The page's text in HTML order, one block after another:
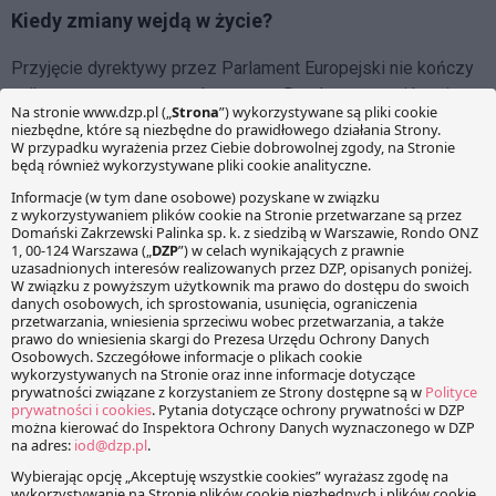
Kiedy zmiany wejdą w życie?
Przyjęcie dyrektywy przez Parlament Europejski nie kończy
unijnego procesu prawodawczego. Dyrektywa musi bowiem
zostać ostatecznie zatwierdzona przez Parlament i Radę
Unii Europejskiej. Przypuszczalnie nastąpi to dopiero po
majowych wyborach. Od momentu ostatecznego przyjęcia
dyrektywy państwa członkowskie będą miały 2 lata na
zmianę, uchwalenie lub dostosowanie przepisów krajowych.
Facebook Share on X LinkedIn
WhatsApp Email Copy Link
PRZECZYTAJ RÓWNIEŻ: